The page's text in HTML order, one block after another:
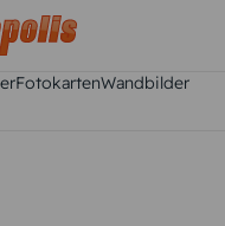
FotokartenWandbilder